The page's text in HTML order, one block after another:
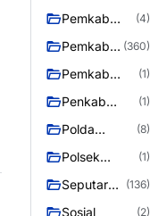
Pemkab
murung raya
(4)
Pemkab
Raya
(360)
Pemkab
(1)
Penkab
(1)
Polda
(8)
Polsek
Teweh Timur
(1)
Seputar
(136)
Sosial (2)